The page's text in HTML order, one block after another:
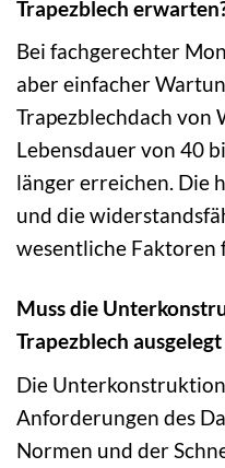
Trapezblech
Bei fachgerechter
aber einfacher
Trapezblechdach von
Lebensdauer von 40
länger erreichen. Die
und die
wesentliche Faktoren
Muss die
Trapezblech ausgelegt
Die
Anforderungen des
Normen und der